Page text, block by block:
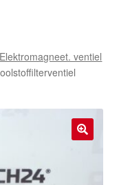
Elektromagneet. ventiel